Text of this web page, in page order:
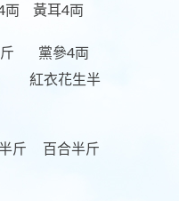
黃耳4両
黨參4両
紅衣花生半
百合半斤